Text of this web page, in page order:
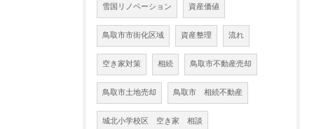
雪国リノベーション 資産価値
鳥取市市街化区域 資産整理 流れ
空き家対策 相続 鳥取市不動産売却
鳥取市土地売却 鳥取市 相続不動産
城北小学校区 空き家 相談